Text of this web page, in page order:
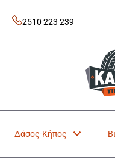
content
2510 223 239
Kavoukis Tools
Tires & Tools
Δάσος-Κήπος